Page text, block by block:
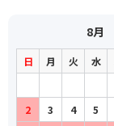
8月
日 月 火 水
2
3 4 5